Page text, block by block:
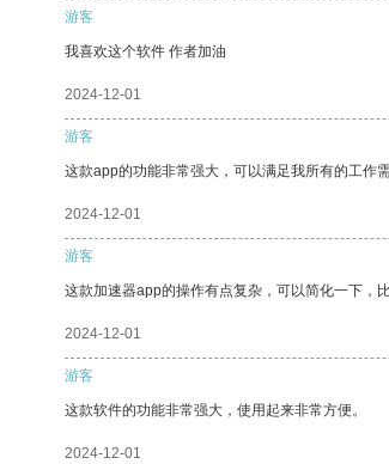
游客
我喜欢这个软件 作者加油
2024-12-01
游客
这款app的功能非常强大，可以满足我所有的工作
2024-12-01
游客
这款加速器app的操作有点复杂，可以简化一下，
2024-12-01
游客
这款软件的功能非常强大，使用起来非常方便。
2024-12-01